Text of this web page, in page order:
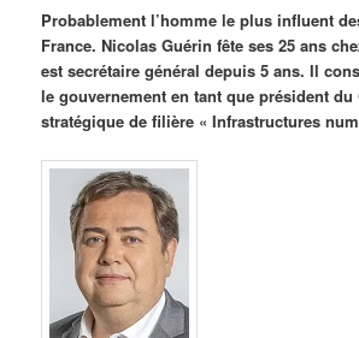
Probablement l’homme le plus influent
France. Nicolas Guérin fête ses 25 ans
est secrétaire général depuis 5 ans. Il
le gouvernement en tant que président du
stratégique de filière « Infrastructures